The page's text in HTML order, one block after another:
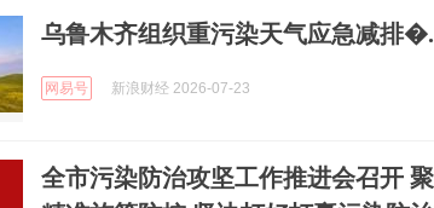
乌鲁木齐组织重污染天气应急减排
网易号 新浪财经 2026-07-23
全市污染防治攻坚工作推进会召开